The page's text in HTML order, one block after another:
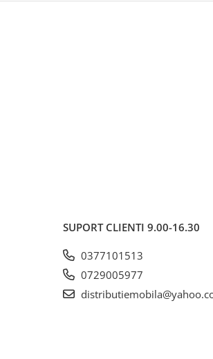
SUPORT CLIENTI 9.00-16.30
0377101513
0729005977